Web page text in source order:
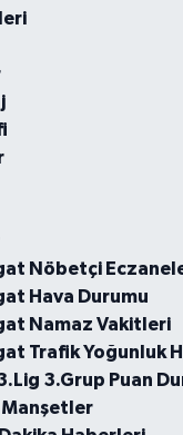
Nöbetçi
Hava Durumu
Namaz Vakitleri
Trafik Yoğunluk
3.Grup Puan
Manşetler